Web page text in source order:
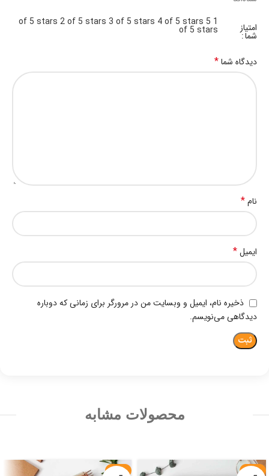
امتیاز
شما
1 of 5 stars
2 of 5 stars 3 of 5 stars 4 of 5 stars 5
of 5 stars
دیدگاه شما*
نام*
ایمیل*
ذخیره نام، ایمیل و وبسایت من در مرورگر برای زمانی که دوباره
دیدگاهی می‌نویسم.
محصولات مشابه
-23%
-29%